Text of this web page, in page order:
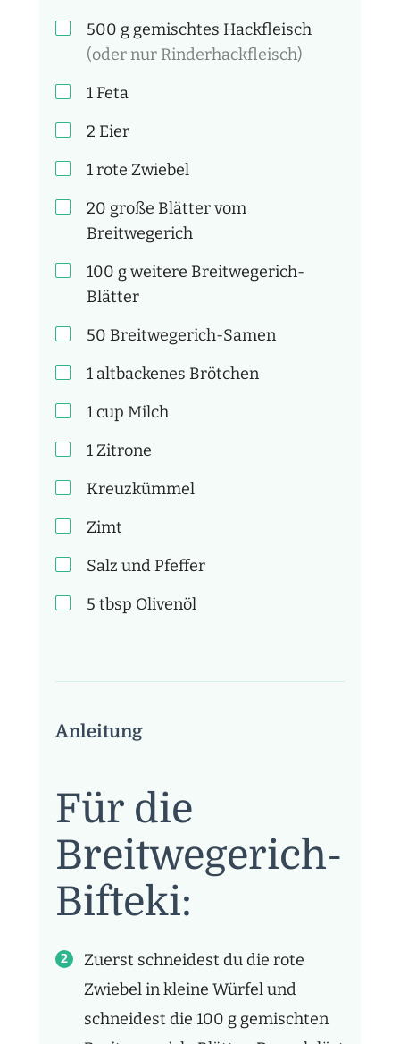
500 g gemischtes Hackfleisch
(oder nur Rinderhackfleisch)
1 Feta
2 Eier
1rote Zwiebel
20 große Blätter vom
Breitwegerich
100 gweitere Breitwegerich-
Blätter
50 Breitwegerich-Samen
1 altbackenes Brötchen
1cup Milch
1Zitrone
Kreuzkümmel
Zimt
Salz und Pfeffer
5 tbsp Olivenöl
Anleitung
Für die
Breitwegerich-
Bifteki:
Zuerst schneidest du die rote
Zwiebel in kleine Würfel und
schneidest die 100 g gemischten